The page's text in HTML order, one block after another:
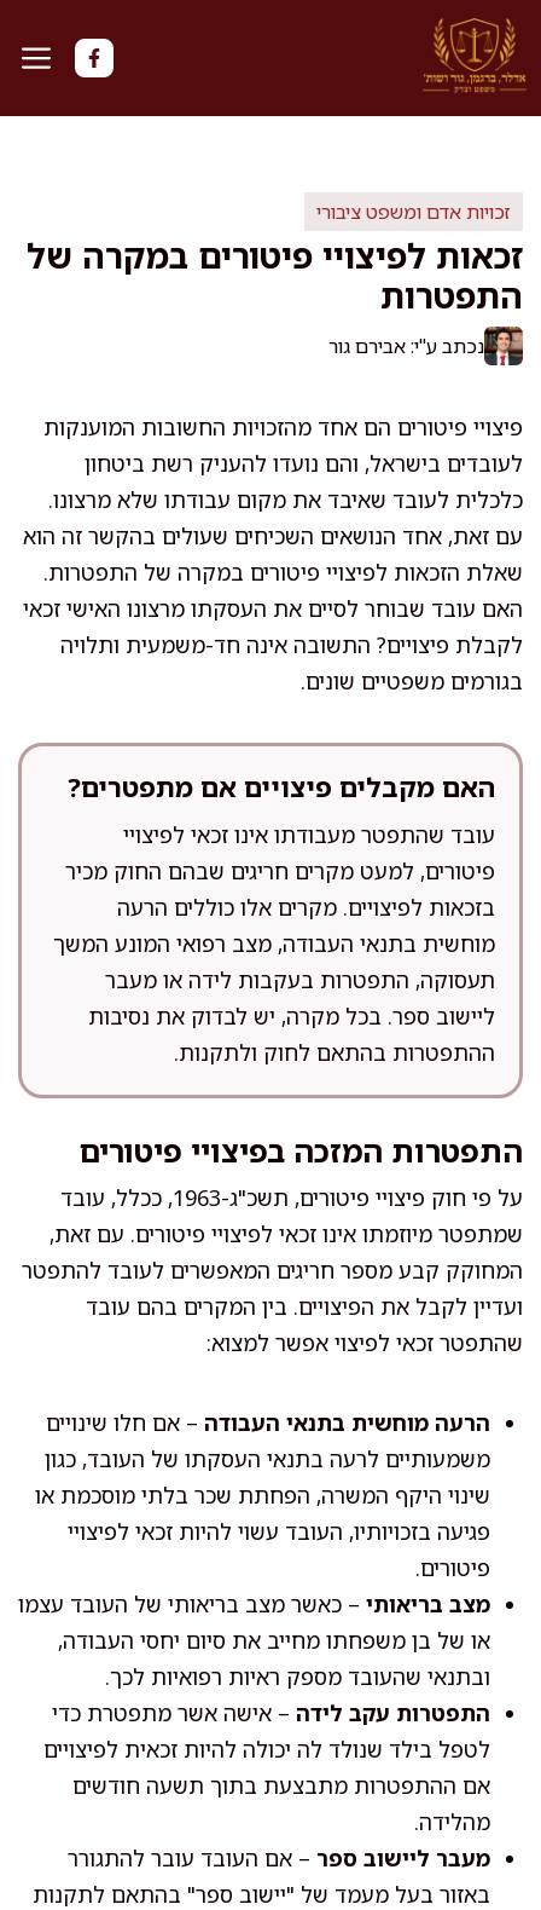
לדלג
לתוכן
זכויות אדם ומשפט ציבורי
זכאות לפיצויי פיטורים במקרה של
התפטרות
נכתב ע"י: אבירם גור
פיצויי פיטורים הם אחד מהזכויות החשובות המוענקות
לעובדים בישראל, והם נועדו להעניק רשת ביטחון
כלכלית לעובד שאיבד את מקום עבודתו שלא מרצונו.
עם זאת, אחד הנושאים השכיחים שעולים בהקשר זה הוא
שאלת הזכאות לפיצויי פיטורים במקרה של התפטרות.
האם עובד שבוחר לסיים את העסקתו מרצונו האישי זכאי
לקבלת פיצויים? התשובה אינה חד-משמעית ותלויה
בגורמים משפטיים שונים.
האם מקבלים פיצויים אם מתפטרים?
עובד שהתפטר מעבודתו אינו זכאי לפיצויי
פיטורים, למעט מקרים חריגים שבהם החוק מכיר
בזכאות לפיצויים. מקרים אלו כוללים הרעה
מוחשית בתנאי העבודה, מצב רפואי המונע המשך
תעסוקה, התפטרות בעקבות לידה או מעבר
ליישוב ספר. בכל מקרה, יש לבדוק את נסיבות
ההתפטרות בהתאם לחוק ולתקנות.
התפטרות המזכה בפיצויי פיטורים
על פי חוק פיצויי פיטורים, תשכ"ג-1963, ככלל, עובד
שמתפטר מיוזמתו אינו זכאי לפיצויי פיטורים. עם זאת,
המחוקק קבע מספר חריגים המאפשרים לעובד להתפטר
ועדיין לקבל את הפיצויים. בין המקרים בהם עובד
שהתפטר זכאי לפיצוי אפשר למצוא:
הרעה מוחשית בתנאי העבודה – אם חלו שינויים
משמעותיים לרעה בתנאי העסקתו של העובד, כגון
שינוי היקף המשרה, הפחתת שכר בלתי מוסכמת או
פגיעה בזכויותיו, העובד עשוי להיות זכאי לפיצויי
פיטורים.
מצב בריאותי – כאשר מצב בריאותי של העובד עצמו
או של בן משפחתו מחייב את סיום יחסי העבודה,
ובתנאי שהעובד מספק ראיות רפואיות לכך.
התפטרות עקב לידה – אישה אשר מתפטרת כדי
לטפל בילד שנולד לה יכולה להיות זכאית לפיצויים
אם ההתפטרות מתבצעת בתוך תשעה חודשים
מהלידה.
מעבר ליישוב ספר – אם העובד עובר להתגורר
באזור בעל מעמד של "יישוב ספר" בהתאם לתקנות